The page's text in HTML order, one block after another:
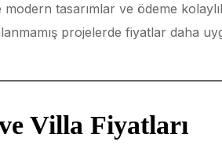
tasarımlar ve ödeme
projelerde fiyatlar daha
Villa Fiyatları